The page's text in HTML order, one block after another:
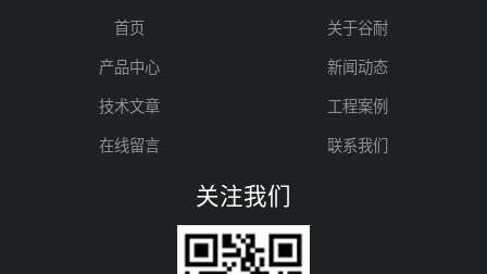
首页 关于谷耐
产品中心 新闻动态
技术文章 工程案例
在线留言 联系我们
关注我们